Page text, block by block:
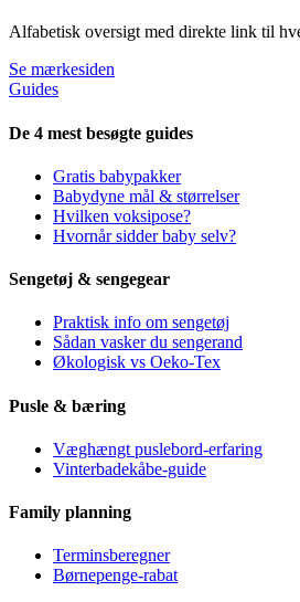
Alfabetisk oversigt med direkte link til
Se mærkesiden
Guides
De 4 mest besøgte guides
Gratis babypakker
Babydyne mål & størrelser
Hvilken voksipose?
Hvornår sidder baby selv?
Sengetøj & sengegear
Praktisk info om sengetøj
Sådan vasker du sengerand
Økologisk vs Oeko-Tex
Pusle & bæring
Væghængt puslebord-erfaring
Vinterbadekåbe-guide
Family planning
Terminsberegner
Børnepenge-rabat